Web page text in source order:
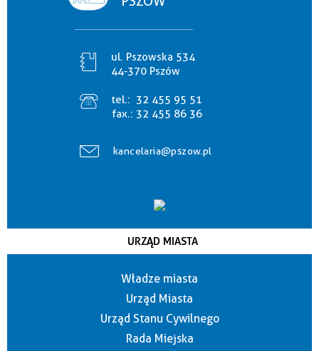
ul. Pszowska 534
44-370 Pszów
tel.: 32 455 95 51
fax.: 32 455 86 36
kancelaria@pszow.pl
URZĄD MIASTA
Władze miasta
Urząd Miasta
Urząd Stanu Cywilnego
Rada Miejska